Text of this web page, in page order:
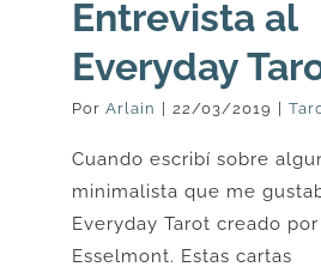
Entrevista al
Everyday
Por Arlain 22/03/2019
Cuando escribí sobre
minimalista que me
Everyday Tarot creado
Esselmont. Estas cartas